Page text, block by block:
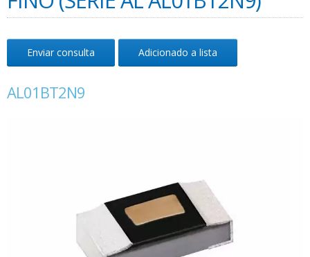
Enviar consulta Adicionado a lista
AL01BT2N9